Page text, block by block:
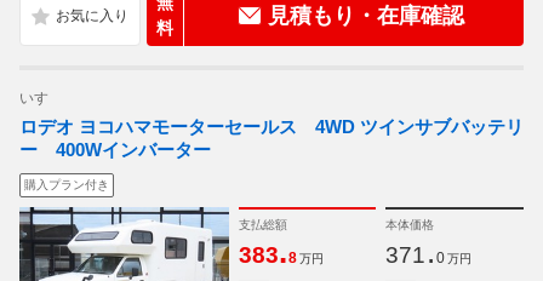
料
見積もり・在庫確認
いすゞ
ロデオ ヨコハマモーターセールス 4WD ツインサブバッテリ
ー 400Wインバーター
購入プラン付き
支払総額
383.8 万円
本体価格
371. 0 万円